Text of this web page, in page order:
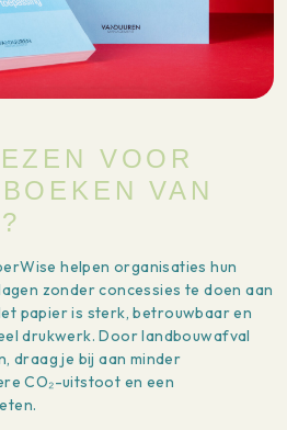
VOOR
VAN
helpen organisaties hun
zonder concessies te doen aan
papier is sterk, betrouwbaar en
drukwerk. Door landbouwafval
draag je bij aan minder
CO₂-uitstoot en een